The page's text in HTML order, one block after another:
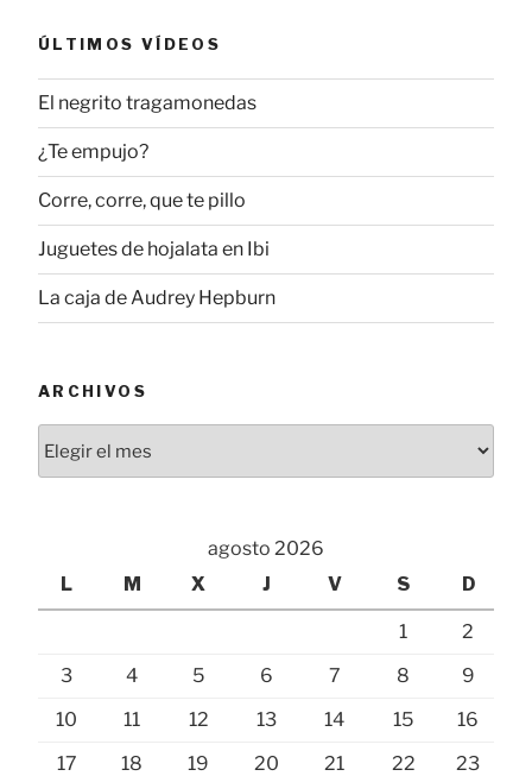
ÚLTIMOS VÍDEOS
El negrito tragamonedas
¿Te empujo?
Corre, corre, que te pillo
Juguetes de hojalata en Ibi
La caja de Audrey Hepburn
ARCHIVOS
agosto 2026
L
M X J V S D
1
2
3
4 5 6 7 8
9
10
11 12 13 14 15
16
17
18 19 20 21 22
23